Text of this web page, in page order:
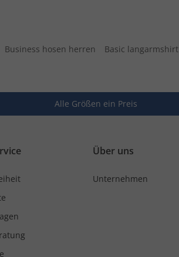
Business hosen herren Basic langarmshirt
Alle Größen ein Preis
Über uns
Unternehmen